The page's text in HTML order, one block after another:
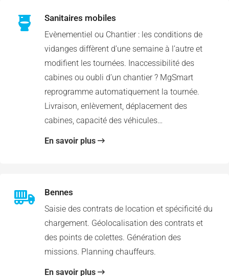
Sanitaires mobiles
Evènementiel ou Chantier : les conditions de
vidanges diffèrent d’une semaine à l’autre et
modifient les tournées. Inaccessibilité des
cabines ou oubli d’un chantier ? MgSmart
reprogramme automatiquement la tournée.
Livraison, enlèvement, déplacement des
cabines, capacité des véhicules…
En savoir plus
Bennes
Saisie des contrats de location et spécificité du
chargement. Géolocalisation des contrats et
des points de colettes. Génération des
missions. Planning chauffeurs.
En savoir plus